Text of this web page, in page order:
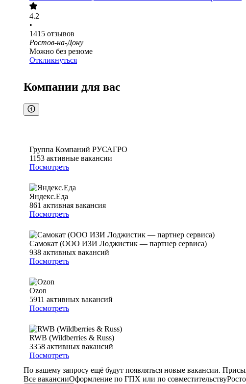
4.2
•
1415 отзывов
Ростов-на-Дону
Можно без резюме
Откликнуться
Компании для вас
Группа Компаний РУСАГРО
1153 активные вакансии
Посмотреть
Яндекс.Еда
861 активная вакансия
Посмотреть
Самокат (ООО ИЗИ Лоджистик — партнер сервиса)
938 активных вакансий
Посмотреть
Ozon
5911 активных вакансий
Посмотреть
RWB (Wildberries & Russ)
3358 активных вакансий
Посмотреть
По вашему запросу ещё будут появляться новые вакансии.
Все вакансииОформление по ГПХ или по совместительству